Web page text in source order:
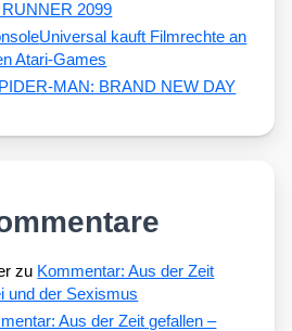
2099
Universal kauft Filmrechte an
Atari-Games
MAN: BRAND NEW DAY
zu Kommentar: Aus der Zeit
und der Sexismus
Aus der Zeit gefallen –